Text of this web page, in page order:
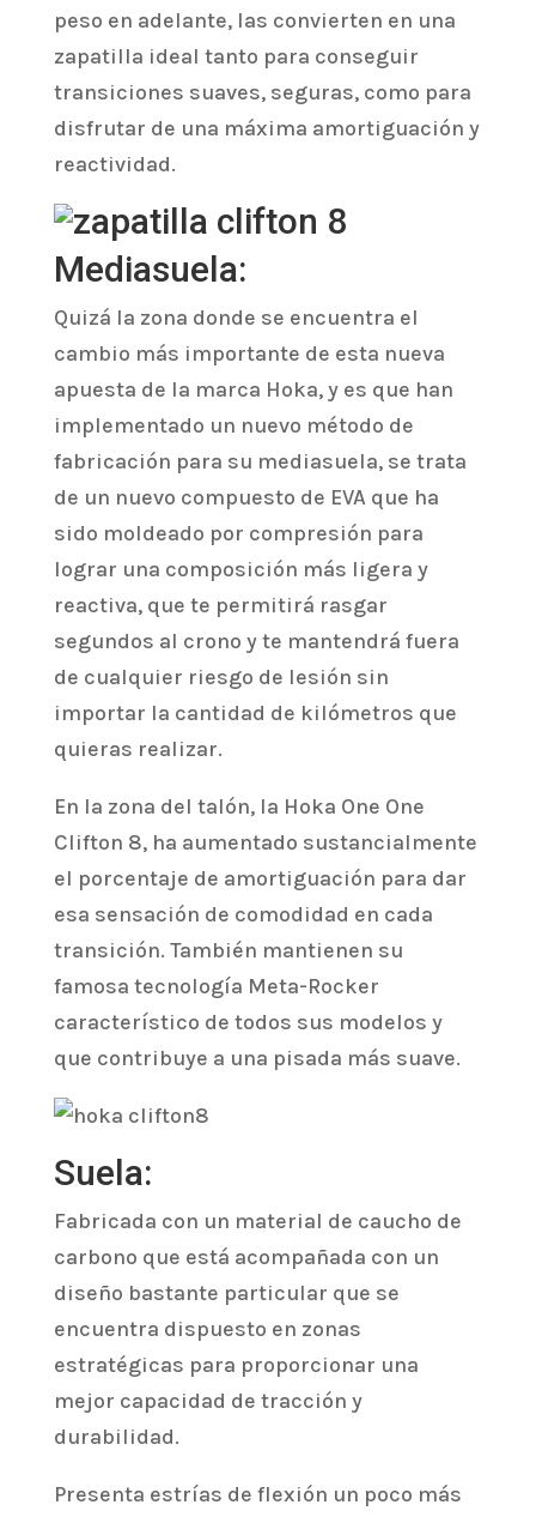
peso en adelante, las convierten en una
zapatilla ideal tanto para conseguir
transiciones suaves, seguras, como para
disfrutar de una máxima amortiguación y
reactividad.
Mediasuela:
Quizá la zona donde se encuentra el
cambio más importante de esta nueva
apuesta de la marca Hoka, y es que han
implementado un nuevo método de
fabricación para su mediasuela, se trata
de un nuevo compuesto de EVA que ha
sido moldeado por compresión para
lograr una composición más ligera y
reactiva, que te permitirá rasgar
segundos al crono y te mantendrá fuera
de cualquier riesgo de lesión sin
importar la cantidad de kilómetros que
quieras realizar.
En la zona del talón, la Hoka One One
Clifton 8, ha aumentado sustancialmente
el porcentaje de amortiguación para dar
esa sensación de comodidad en cada
transición. También mantienen su
famosa tecnología Meta-Rocker
característico de todos sus modelos y
que contribuye a una pisada más suave.
Suela:
Fabricada con un material de caucho de
carbono que está acompañada con un
diseño bastante particular que se
encuentra dispuesto en zonas
estratégicas para proporcionar una
mejor capacidad de tracción y
durabilidad.
Presenta estrías de flexión un poco más